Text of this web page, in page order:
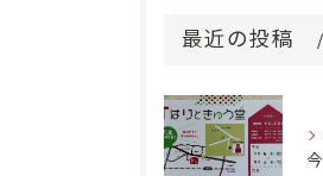
最近の投稿